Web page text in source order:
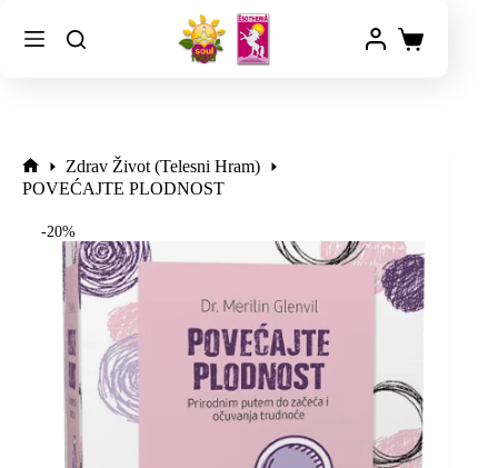
Zdrav Život (Telesni Hram)
POVEĆAJTE PLODNOST
-20%